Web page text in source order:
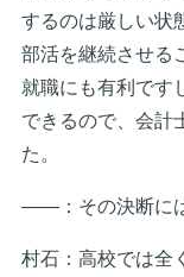
するのは厳しい状
部活を継続させる
就職にも有利です
できるので、会計
た。
――：その決断に
村石：高校では全